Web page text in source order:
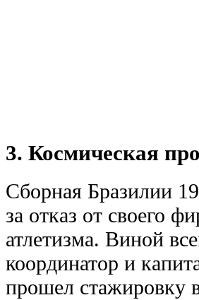
3. Космическая
Сборная Бразилии
за отказ от своего
атлетизма. Виной
координатор и
прошел стажировку